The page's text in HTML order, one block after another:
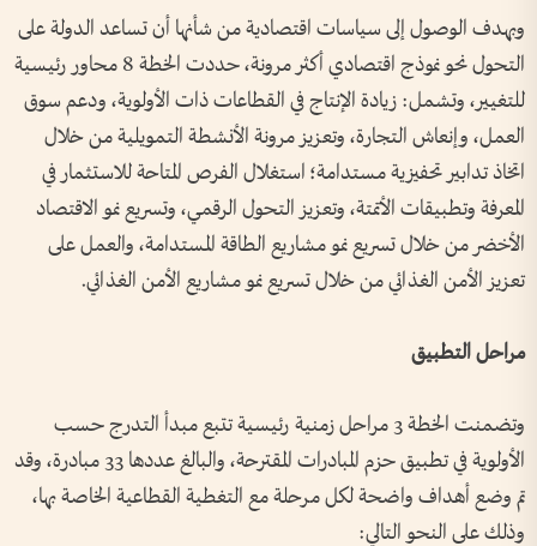
وبهدف الوصول إلى سياسات اقتصادية من شأنها أن تساعد الدولة على
التحول نحو نموذج اقتصادي أكثر مرونة، حددت الخطة 8 محاور رئيسية
للتغيير، وتشمل: زيادة الإنتاج في القطاعات ذات الأولوية، ودعم سوق
العمل، وإنعاش التجارة، وتعزيز مرونة الأنشطة التمويلية من خلال
اتخاذ تدابير تحفيزية مستدامة؛ استغلال الفرص المتاحة للاستثمار في
المعرفة وتطبيقات الأتمتة، وتعزيز التحول الرقمي، وتسريع نمو الاقتصاد
الأخضر من خلال تسريع نمو مشاريع الطاقة المستدامة، والعمل على
تعزيز الأمن الغذائي من خلال تسريع نمو مشاريع الأمن الغذائي.
مراحل التطبيق
وتضمنت الخطة 3 مراحل زمنية رئيسية تتبع مبدأ التدرج حسب
الأولوية في تطبيق حزم المبادرات المقترحة، والبالغ عددها 33 مبادرة، وقد
تم وضع أهداف واضحة لكل مرحلة مع التغطية القطاعية الخاصة بها،
وذلك على النحو التالي: